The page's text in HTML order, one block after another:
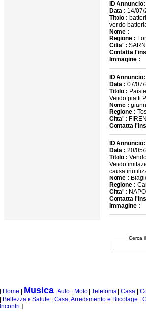
ID Annuncio:
Data : 14/07/
Titolo :
vendo
Nome :
Regione :
Citta' :
Contatta
Immagine :
ID Annuncio:
Data : 07/07/
Titolo :
Vendo piatti
Nome :
Regione :
Citta' :
Contatta
ID Annuncio:
Data : 20/05/
Titolo :
Vendo
causa
Nome :
Regione :
Citta' :
Contatta
Immagine :
Cerca
[ Home Musica| Auto| Moto| Telefonia| Casa|
Bellezza e Salute Casa, Arredamento e Bricolage
Incontri ]